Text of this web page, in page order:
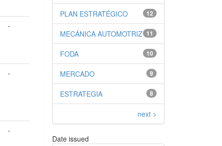
-
-
-
12
PLAN ESTRATÉGICO
11
MECÁNICA AUTOMOTRIZ
10
FODA
9
MERCADO
8
ESTRATEGIA
next >
Date issued